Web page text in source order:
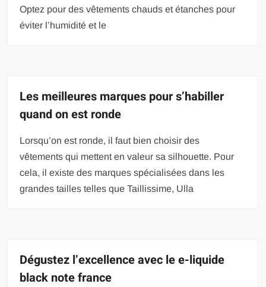
Optez pour des vêtements chauds et étanches pour
éviter l’humidité et le
Les meilleures marques pour s’habiller
quand on est ronde
Lorsqu’on est ronde, il faut bien choisir des
vêtements qui mettent en valeur sa silhouette. Pour
cela, il existe des marques spécialisées dans les
grandes tailles telles que Taillissime, Ulla
Dégustez l’excellence avec le e-liquide
black note france